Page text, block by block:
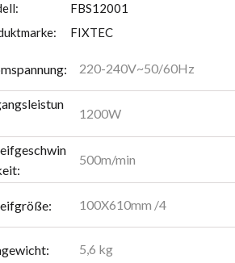
FBS12001
FIXTEC
220-240V~50/60Hz
1200W
500m/min
100X610mm /4
5,6 kg